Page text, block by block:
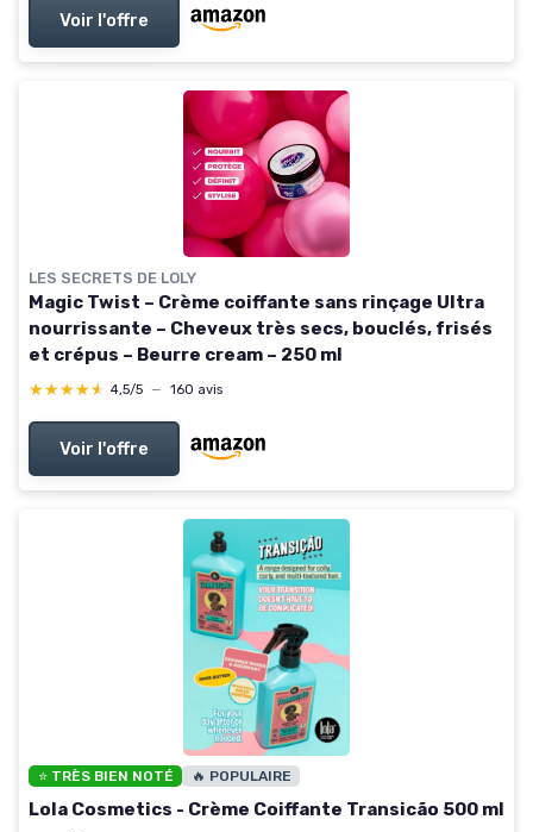
Voir l'offre
LES SECRETS DE LOLY
Magic Twist – Crème coiffante sans rinçage Ultra
nourrissante – Cheveux très secs, bouclés, frisés
et crépus – Beurre cream – 250 ml
★★★★★
★★★★★ 4,5/5 — 160 avis
Voir l'offre
⭐ TRÈS BIEN NOTÉ 🔥 POPULAIRE
Lola Cosmetics - Crème Coiffante Transicão 500 ml